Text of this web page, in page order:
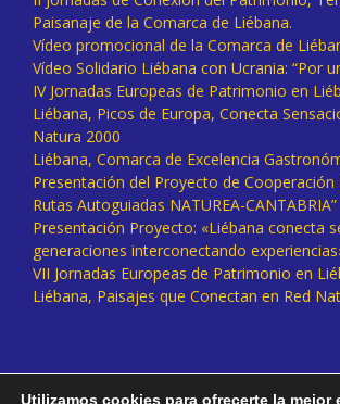
Paisanaje de la Comarca de Liébana.
Vídeo promocional de la Comarca de
Vídeo Solidario Liébana con Ucrania: “Por
IV Jornadas Europeas de Patrimonio en
Liébana, Picos de Europa, Conecta
Natura 2000
Liébana, Comarca de Excelencia
Presentación del Proyecto de Cooperación
Rutas Autoguiadas NATUREA-CANTABRIA”
Presentación Proyecto: «Liébana conecta
generaciones interconectando
VII Jornadas Europeas de Patrimonio en
Liébana, Paisajes que Conectan en Red
Utilizamos cookies para ofrecerte la mejor